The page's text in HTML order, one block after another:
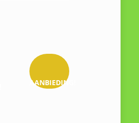
AANBIEDING!